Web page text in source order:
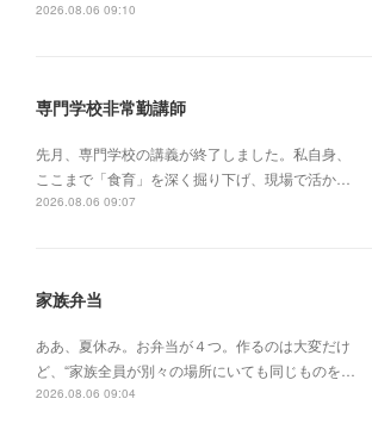
2026.08.06 09:10
専門学校非常勤講師
先月、専門学校の講義が終了しました。私自身、
ここまで「食育」を深く掘り下げ、現場で活か…
2026.08.06 09:07
家族弁当
ああ、夏休み。お弁当が４つ。作るのは大変だけ
ど、“家族全員が別々の場所にいても同じものを…
2026.08.06 09:04